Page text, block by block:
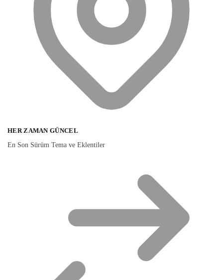
HER ZAMAN GÜNCEL
En Son Sürüm Tema ve Eklentiler